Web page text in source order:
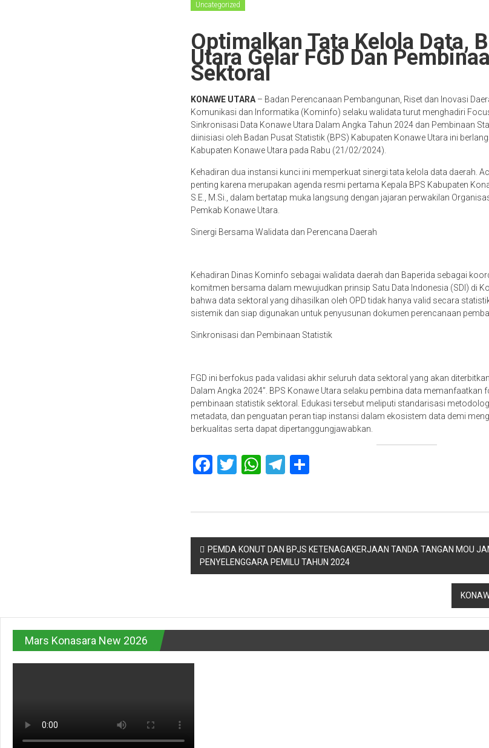
Uncategorized
Optimalkan Tata Kelola Data,
Utara Gelar FGD Dan
Sektoral
KONAWE UTARA– Badan Perencanaan Pembangunan, Riset dan Inovasi
Komunikasi dan Informatika (Kominfo) selaku walidata turut menghadiri
Sinkronisasi Data Konawe Utara Dalam Angka Tahun 2024 dan Pembinaan
diinisiasi oleh Badan Pusat Statistik (BPS) Kabupaten Konawe Utara ini
Kabupaten Konawe Utara pada Rabu (21/02/2024).
Kehadiran dua instansi kunci ini memperkuat sinergi tata kelola data daerah.
penting karena merupakan agenda resmi pertama Kepala BPS Kabupaten
S.E., M.Si., dalam bertatap muka langsung dengan jajaran perwakilan
Pemkab Konawe Utara.
Sinergi Bersama Walidata dan Perencana Daerah
Kehadiran Dinas Kominfo sebagai walidata daerah dan Baperida sebagai
komitmen bersama dalam mewujudkan prinsip Satu Data Indonesia (SDI) di
bahwa data sektoral yang dihasilkan oleh OPD tidak hanya valid secara
sistemik dan siap digunakan untuk penyusunan dokumen perencanaan
Sinkronisasi dan Pembinaan Statistik
FGD ini berfokus pada validasi akhir seluruh data sektoral yang akan
Dalam Angka 2024”. BPS Konawe Utara selaku pembina data memanfaatkan
pembinaan statistik sektoral. Edukasi tersebut meliputi standarisasi
metadata, dan penguatan peran tiap instansi dalam ekosistem data demi
berkualitas serta dapat dipertanggungjawabkan.
Facebook
Twitter
WhatsApp
Telegram
Share
Navigasi
pos
PEMDA KONUT DAN BPJS KETENAGAKERJAAN TANDA TANGAN MOU
PENYELENGGARA PEMILU TAHUN 2024
Mars Konasara New 2026